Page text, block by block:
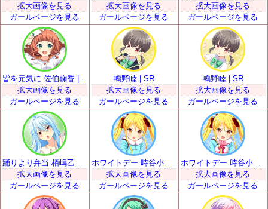
拡大画像を見る
ガールページを見る
拡大画像を見る
ガールページを見る
拡大画像を見る
ガールページを見る
拡大画像を見る
ガールページを見る
鴫野睦 | SR
拡大画像を見る
ガールページを見る
鴫野睦 | SR
拡大画像を見る
ガールページを見る
拡大画像を見る
ガールページを見る
ホワイトデー 時谷小瑠璃 | SR
拡大画像を見る
ガールページを見る
ホワイトデー 時谷小瑠璃 | SR
拡大画像を見る
ガールページを見る